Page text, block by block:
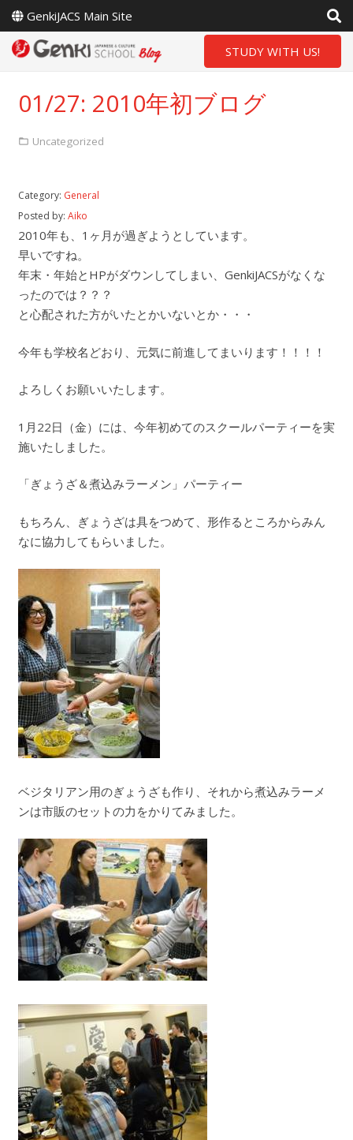
GenkiJACS Main Site
STUDY WITH US!
01/27: 2010年初ブログ
Uncategorized
Category: General
Posted by: Aiko
2010年も、1ヶ月が過ぎようとしています。
早いですね。
年末・年始とHPがダウンしてしまい、GenkiJACSがなくな
ったのでは？？？
と心配された方がいたとかいないとか・・・
今年も学校名どおり、元気に前進してまいります！！！！
よろしくお願いいたします。
1月22日（金）には、今年初めてのスクールパーティーを実
施いたしました。
「ぎょうざ＆煮込みラーメン」パーティー
もちろん、ぎょうざは具をつめて、形作るところからみん
なに協力してもらいました。
ベジタリアン用のぎょうざも作り、それから煮込みラーメ
ンは市販のセットの力をかりてみました。